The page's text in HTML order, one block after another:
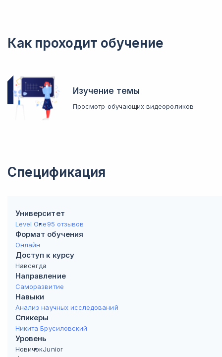
Как проходит обучение
Изучение темы
Просмотр обучающих видеороликов
Спецификация
Университет
Level One95 отзывов
Формат обучения
Онлайн
Доступ к курсу
Навсегда
Направление
Саморазвитие
Навыки
Анализ научных исследований
Спикеры
Никита Брусиловский
Уровень
НовичокJunior